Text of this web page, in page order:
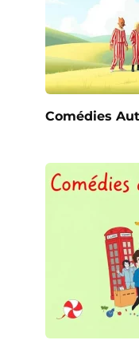
Comédies